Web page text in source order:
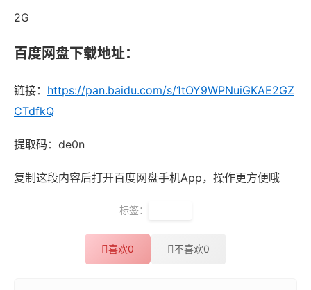
2G
百度网盘下载地址：
链接： https://pan.baidu.com/s/1tOY9WPNuiGKAE2GZ
CTdfkQ
提取码：de0n
复制这段内容后打开百度网盘手机App，操作更方便哦
标签：
喜欢0 不喜欢0